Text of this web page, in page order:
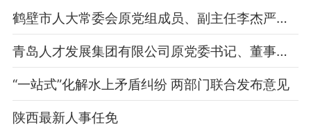
鹤壁市人大常委会原党组成员、副主任李杰严重违纪违法被开除党籍和公职
青岛人才发展集团有限公司原党委书记、董事长刘吉彩严重违纪违法被开除党籍和公职
“一站式”化解水上矛盾纠纷 两部门联合发布意见
陕西最新人事任免